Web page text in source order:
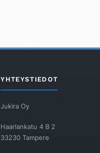
YHTEYSTIEDOT
Jukira Oy
Haarlankatu 4 B 2
33230 Tampere